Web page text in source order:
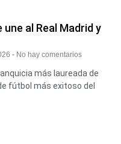
une al Real Madrid y
No hay comentarios
más laureada de
fútbol más exitoso del